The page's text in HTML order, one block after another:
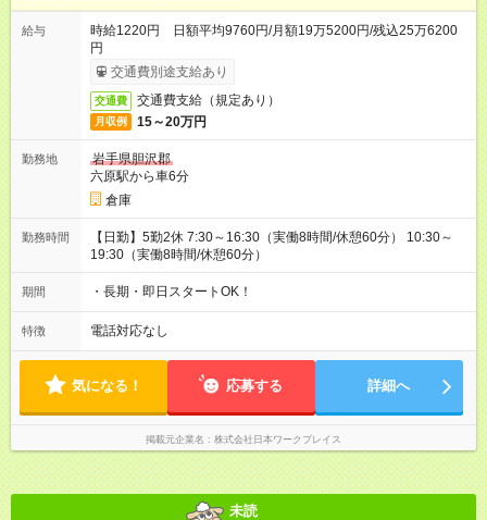
給与
時給1220円 日額平均9760円/月額19万5200円/残込25万6200
円
交通費別途支給あり
交通費 交通費支給（規定あり）
月収例 15～20万円
勤務地
岩手県胆沢郡
六原駅から車6分
倉庫
勤務時間
【日勤】5勤2休 7:30～16:30（実働8時間/休憩60分） 10:30～
19:30（実働8時間/休憩60分）
期間 ・長期・即日スタートOK！
特徴 電話対応なし
気になる！ 応募する 詳細へ
掲載元企業名 株式会社日本ワークプレイス
未読